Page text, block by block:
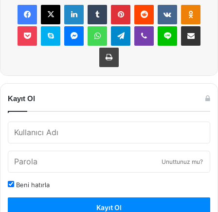
Facebook
X LinkedInTumblr PinterestReddit VKontakte
Pocket Skype MessengerWhatsAppTelegramViber Line E-Posta ile
Yazdır
Kayıt Ol
Unuttunuz mu?
Beni hatırla
Kayıt Ol